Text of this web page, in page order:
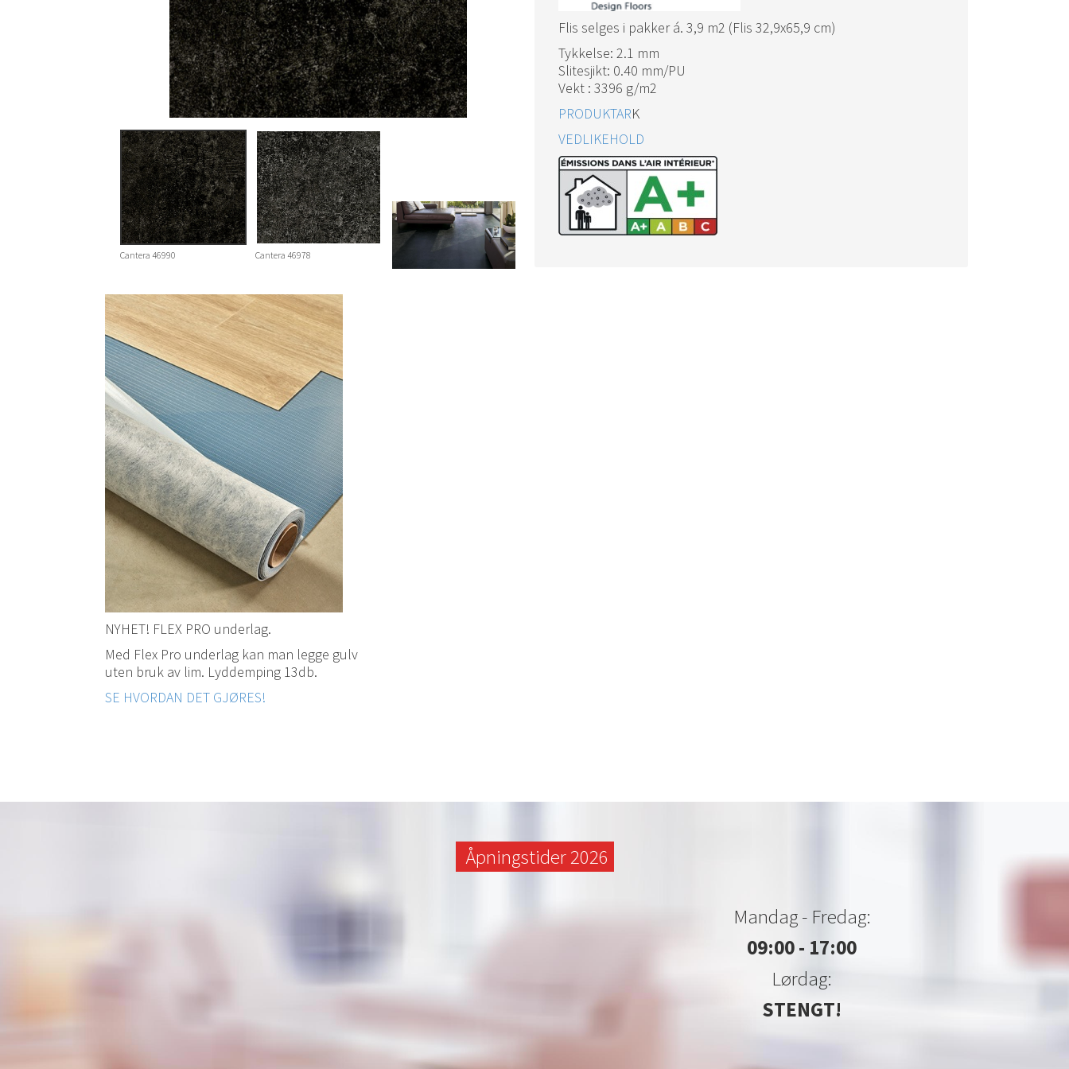
Cantera 46990 Cantera 46978
Flis selges i pakker á. 3,9 m2 (Flis 32,9x65,9 cm)
Tykkelse: 2.1 mm
Slitesjikt: 0.40 mm/PU
Vekt : 3396 g/m2
PRODUKTARK
VEDLIKEHOLD
NYHET! FLEX PRO underlag.
Med Flex Pro underlag kan man legge gulv
uten bruk av lim. Lyddemping 13db.
SE HVORDAN DET GJØRES!
Åpningstider 2026
Mandag - Fredag:
09:00 - 17:00
Lørdag:
STENGT!